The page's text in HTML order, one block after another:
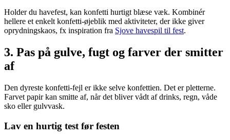
Holder du havefest, kan konfetti hurtigt blæse væk. Kombinér
hellere et enkelt konfetti-øjeblik med aktiviteter, der ikke giver
oprydningskaos, fx inspiration fra Sjove havespil til fest.
3. Pas på gulve, fugt og farver der smitter
af
Den dyreste konfetti-fejl er ikke selve konfettien. Det er pletterne.
Farvet papir kan smitte af, når det bliver vådt af drinks, regn, våde
sko eller gulvvask.
Lav en hurtig test før festen